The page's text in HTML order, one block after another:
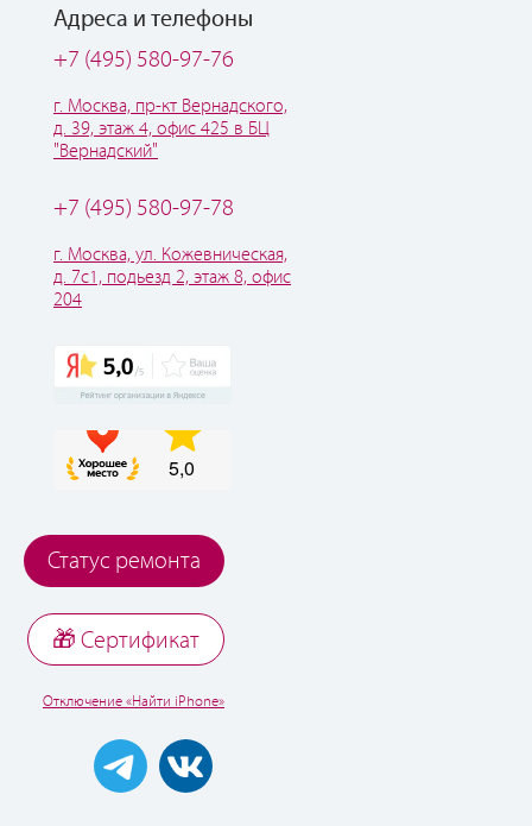
Адреса и телефоны
+7 (495) 580-97-76
г. Москва, пр-кт Вернадского,
д. 39, этаж 4, офис 425 в БЦ
"Вернадский"
+7 (495) 580-97-78
г. Москва, ул. Кожевническая,
д. 7с1, подьезд 2, этаж 8, офис
204
Статус ремонта
🎁 Cертификат
Отключение «Найти iPhone»